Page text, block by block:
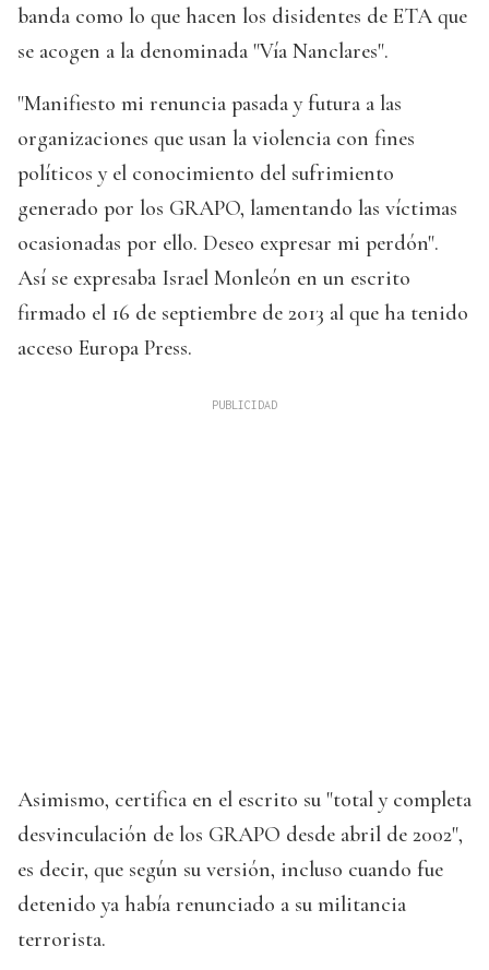
banda como lo que hacen los disidentes de ETA que
se acogen a la denominada "Vía Nanclares".
"Manifiesto mi renuncia pasada y futura a las
organizaciones que usan la violencia con fines
políticos y el conocimiento del sufrimiento
generado por los GRAPO, lamentando las víctimas
ocasionadas por ello. Deseo expresar mi perdón".
Así se expresaba Israel Monleón en un escrito
firmado el 16 de septiembre de 2013 al que ha tenido
acceso Europa Press.
Asimismo, certifica en el escrito su "total y completa
desvinculación de los GRAPO desde abril de 2002",
es decir, que según su versión, incluso cuando fue
detenido ya había renunciado a su militancia
terrorista.